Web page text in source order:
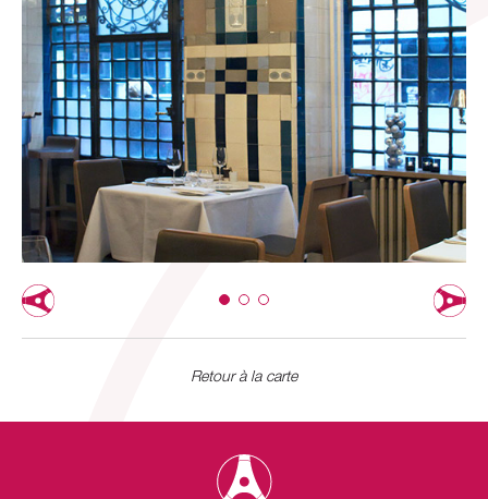
Retour à la carte